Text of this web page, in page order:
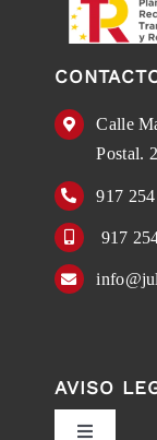
Calle
Postal.
917
917
AVISO